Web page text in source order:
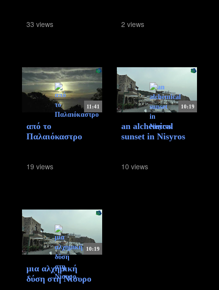
33 views 2 views
11:41
από το
Παλαιόκαστρο
19 views
10:19
an alchemical
sunset in Nisyros
10 views
10:19
μια αλχημική
δύση στη Νίσυρο